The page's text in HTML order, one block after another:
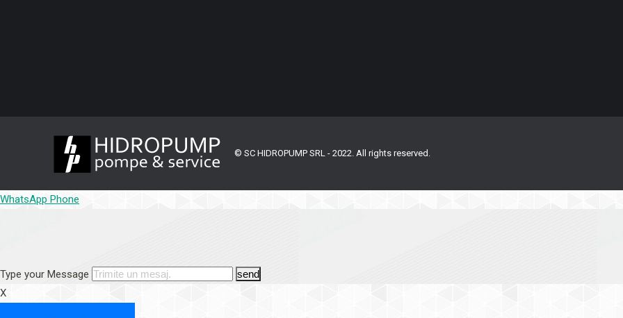
© SC HIDROPUMP SRL - 2022. All rights reserved.
WhatsApp Phone
Type your Message send
X